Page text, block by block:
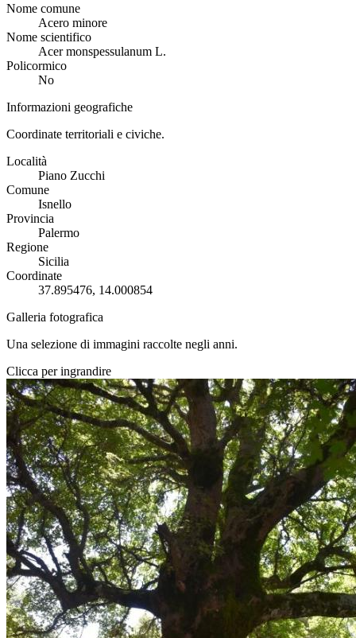
Nome comune
Acero minore
Nome scientifico
Acer monspessulanum L.
Policormico
No
Informazioni geografiche
Coordinate territoriali e civiche.
Località
Piano Zucchi
Comune
Isnello
Provincia
Palermo
Regione
Sicilia
Coordinate
37.895476, 14.000854
Galleria fotografica
Una selezione di immagini raccolte negli anni.
Clicca per ingrandire